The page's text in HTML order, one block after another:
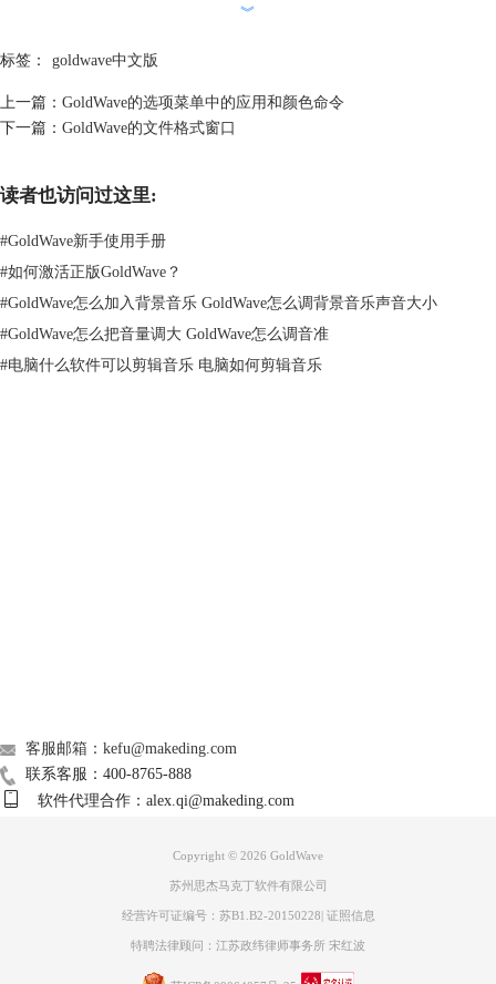
是可以进行自己设置的，当您选中某一个任务时，就会发现它是可编辑状
态的，这时候可以根据自己的习惯和喜好键入要设置的快捷键。
但有一点是要注意的，默认规则中，Left，Right，Up，Down， Page Up
用于在该窗口具有键盘焦点时激活“控制”窗口中的按钮。
我们介绍的是GoldWave中文版，但这个版本其中也难免会遇到还没有翻
︾
标签： goldwave中文版
上一篇： GoldWave的选项菜单中的应用和颜色命令
下一篇： GoldWave的文件格式窗口
读者也访问过这里:
#GoldWave新手使用手册
#如何激活正版GoldWave？
#GoldWave怎么加入背景音乐 GoldWave怎么调背景音乐声音大小
#GoldWave怎么把音量调大 GoldWave怎么调音准
#电脑什么软件可以剪辑音乐 电脑如何剪辑音乐
客服邮箱：kefu@makeding.com
联系客服：400-8765-888
软件代理合作：alex.qi@makeding.com
Copyright © 2026 GoldWave
苏州思杰马克丁软件有限公司
经营许可证编号：苏B1.B2-20150228| 证照信息
特聘法律顾问：江苏政纬律师事务所 宋红波